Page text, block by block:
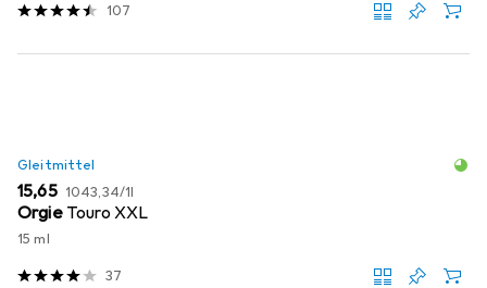
107
Gleitmittel
EUR
15,65 EUR
1043,34/1l
Orgie Touro XXL
15 ml
37